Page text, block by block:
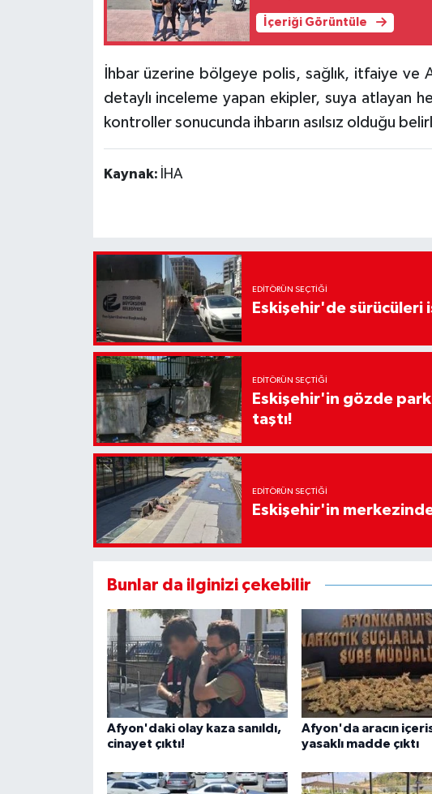
İçeriği Görüntüle
İhbar üzerine bölgeye polis, sağlık, itfaiye ve
detaylı inceleme yapan ekipler, suya atlayan
kontroller sonucunda ihbarın asılsız olduğu
Kaynak: İHA
EDITÖRÜN SEÇTIĞI
Eskişehir'de sürücüleri
EDITÖRÜN SEÇTIĞI
Eskişehir'in gözde
taştı!
EDITÖRÜN SEÇTIĞI
Eskişehir'in
Bunlar da ilginizi çekebilir
Afyon'daki olay kaza sanıldı,
cinayet çıktı!
Afyon'da aracın
yasaklı madde çıktı